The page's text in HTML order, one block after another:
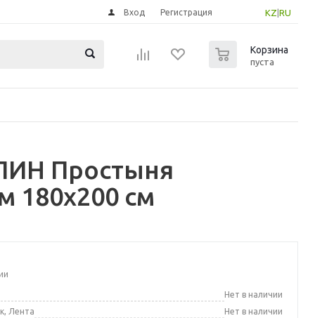
KZ RU
Вход Регистрация
Корзина
пуста
Простыня
180x200 см
Нет в наличии
Лента
Нет в наличии